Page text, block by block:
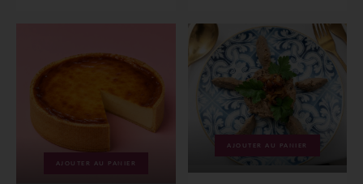
AJOUTER AU PANIER
AJOUTER AU PANIER